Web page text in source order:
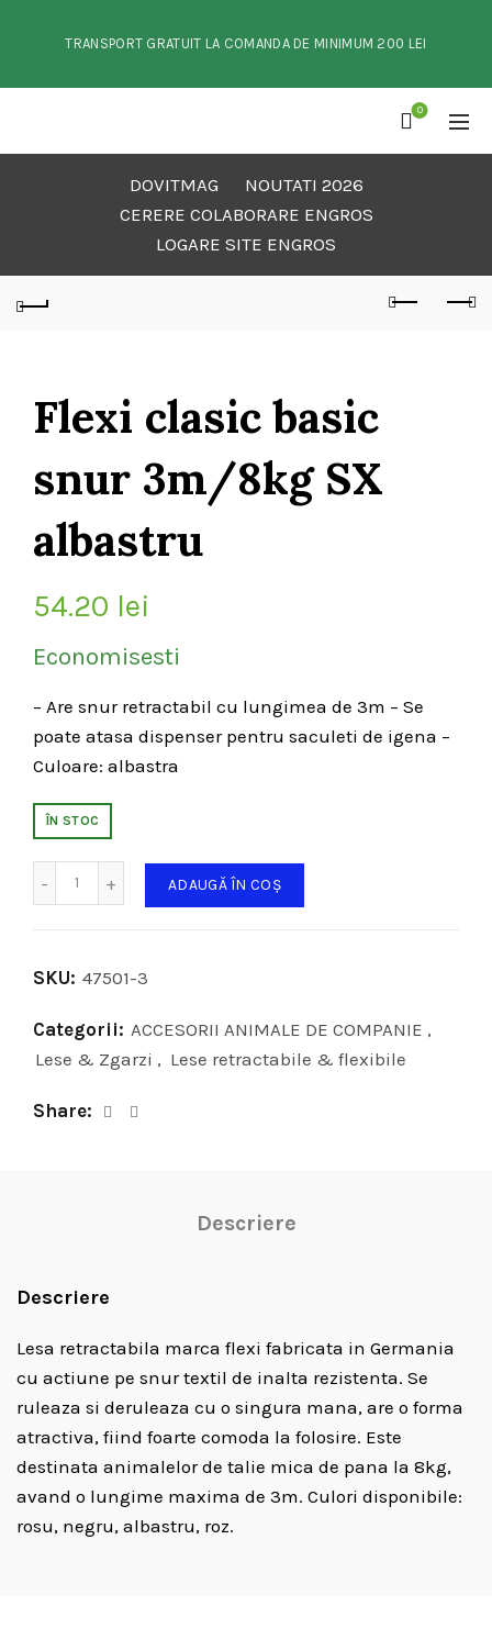
TRANSPORT GRATUIT LA COMANDA DE MINIMUM 200 LEI
0
DOVITMAG
NOUTATI 2026
CERERE COLABORARE ENGROS
LOGARE SITE ENGROS
Flexi clasic basic
snur 3m/8kg SX
albastru
54.20 lei
Economisesti
– Are snur retractabil cu lungimea de 3m – Se
poate atasa dispenser pentru saculeti de igena –
Culoare: albastra
ÎN STOC
ADAUGĂ ÎN COȘ
SKU: 47501-3
Categorii: ACCESORII ANIMALE DE COMPANIE ,
Lese & Zgarzi , Lese retractabile & flexibile
Share
Descriere
Descriere
Lesa retractabila marca flexi fabricata in Germania
cu actiune pe snur textil de inalta rezistenta. Se
ruleaza si deruleaza cu o singura mana, are o forma
atractiva, fiind foarte comoda la folosire. Este
destinata animalelor de talie mica de pana la 8kg,
avand o lungime maxima de 3m. Culori disponibile:
rosu, negru, albastru, roz.